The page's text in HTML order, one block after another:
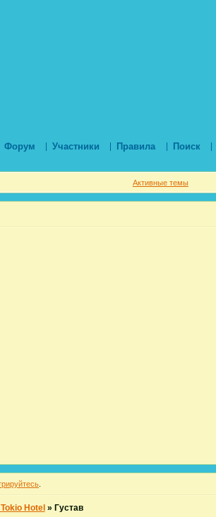
Форум Участники Правила Поиск
Активные темы
Hotel » Густав